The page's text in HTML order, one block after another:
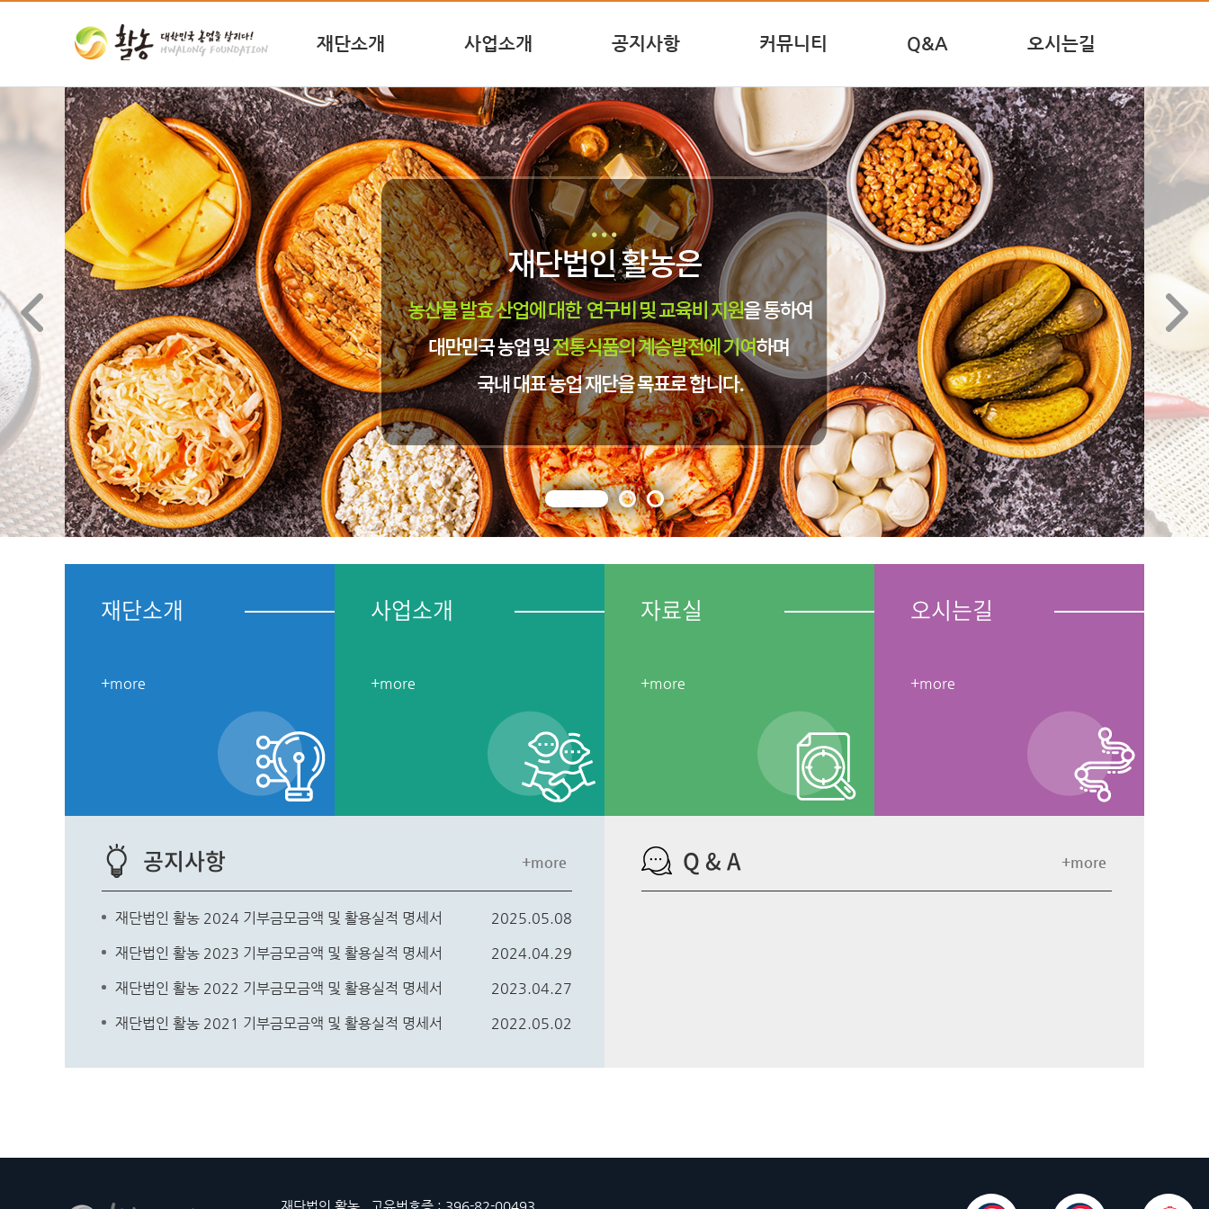
주메뉴 바로가기
컨텐츠 바로가기
재단소개 사업소개 공지사항 커뮤니티 Q&A 오시는길
재단소개
+more
사업소개
+more
자료실
+more
오시는길
+more
공지사항
재단법인 활농 2024 기부금모금액 및 활용실적 명세서 2025.05.08
재단법인 활농 2023 기부금모금액 및 활용실적 명세서 2024.04.29
재단법인 활농 2022 기부금모금액 및 활용실적 명세서 2023.04.27
재단법인 활농 2021 기부금모금액 및 활용실적 명세서 2022.05.02
+more Q & A +more
재단법인 활농 고유번호증 : 396-82-00493